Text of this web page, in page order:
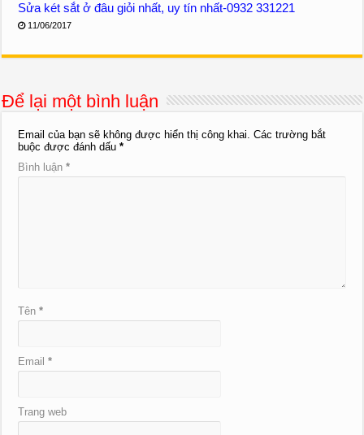
Sửa két sắt ở đâu giỏi nhất, uy tín nhất-0932 331221
11/06/2017
Để lại một bình luận
Email của bạn sẽ không được hiển thị công khai.
Các trường bắt
buộc được đánh dấu*
Bình luận*
Tên*
Email*
Trang web